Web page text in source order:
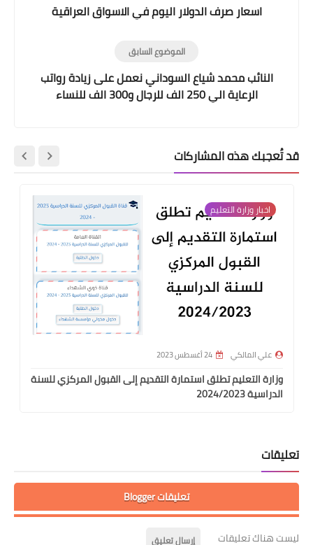
اسعار صرف الدولار اليوم في الاسواق العراقية
الموضوع السابق
النائب محمد شياع السوداني نعمل على زيادة رواتب
الرعاية الي 250 الف للرجال و300 الف للنساء
قد تُعجبك هذه المشاركات
اخبار وزارة التعليم
علي المالكي 24 أغسطس 2023
وزارة التعليم تطلق استمارة التقديم إلى القبول المركزي للسنة
الدراسية 2024/2023
تعليقات
تعليقات Blogger
ليست هناك تعليقات إرسال تعليق